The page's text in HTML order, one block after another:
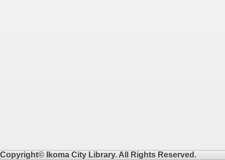
Copyright© Ikoma City Library. All Rights Reserved.